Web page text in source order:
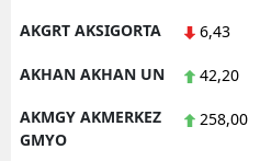
AKGRT AKSIGORTA 6,43
AKHAN AKHAN UN 42,20
AKMGY AKMERKEZ
GMYO
258,00